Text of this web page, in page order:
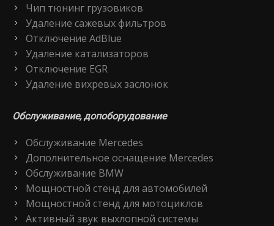
Чип тюнинг грузовиков
Удаление сажевых фильтров
Отключение AdBlue
Удаление катализаторов
Отключение EGR
Удаление вихревых заслонок
Обслуживание, допоборудование
Обслуживание Mercedes
Дополнительное оснащение Mercedes
Обслуживание BMW
Мощностной стенд для автомобилей
Мощностной стенд для мотоциклов
Активный звук выхлопной системы